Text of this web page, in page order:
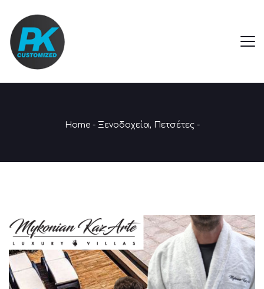
Home- Ξενοδοχεία, Πετσέτες-